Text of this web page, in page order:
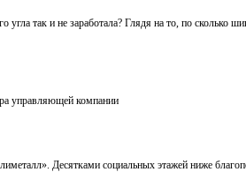
так и не заработала? Глядя на то, по
управляющей компании
Десятками социальных этажей ниже